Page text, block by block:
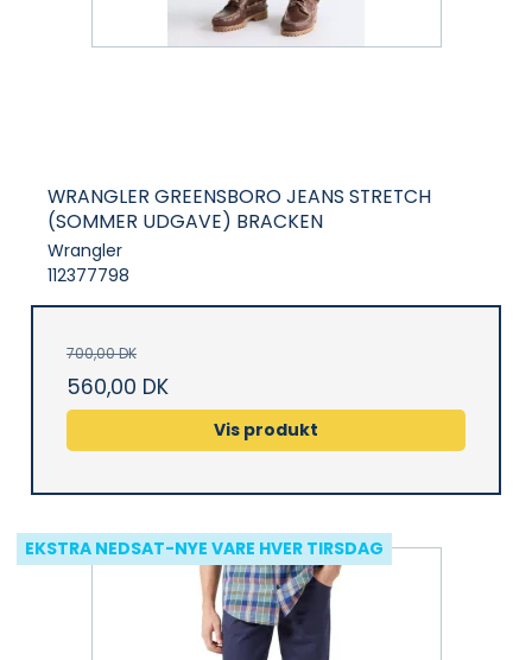
WRANGLER GREENSBORO JEANS STRETCH
(SOMMER UDGAVE) BRACKEN
Wrangler
112377798
700,00 DK
560,00 DK
Vis produkt
EKSTRA NEDSAT-NYE VARE HVER TIRSDAG